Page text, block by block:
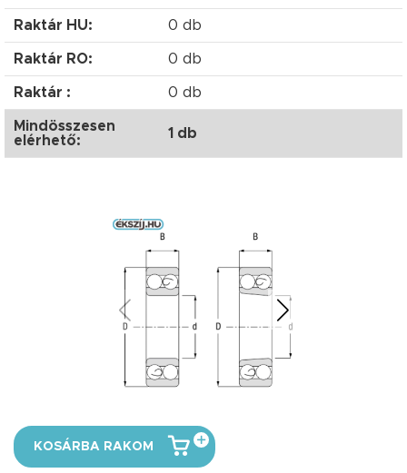
Raktár HU: 0 db
Raktár RO: 0 db
Raktár : 0 db
Mindösszesen
elérhető:
1 db
KOSÁRBA RAKOM